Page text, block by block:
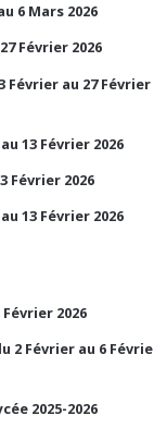
6 Mars 2026
Février 2026
Février au 27 Février
13 Février 2026
Février 2026
13 Février 2026
Février 2026
2 Février au 6 Févrie
2025-2026